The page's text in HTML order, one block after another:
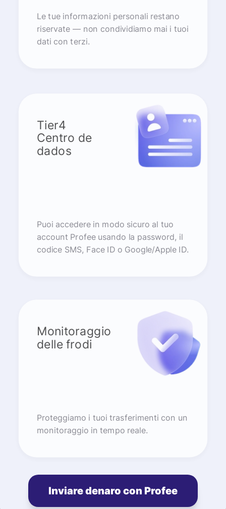
Le tue informazioni personali restano
riservate — non condividiamo mai i tuoi
dati con terzi.
Tier4
Centro de
dados
Puoi accedere in modo sicuro al tuo
account Profee usando la password, il
codice SMS, Face ID o Google/Apple ID.
Monitoraggio
delle frodi
Proteggiamo i tuoi trasferimenti con un
monitoraggio in tempo reale.
Inviare denaro con Profee